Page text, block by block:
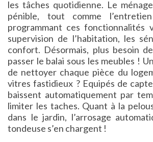
les tâches quotidienne. Le
pénible, tout comme
programmant ces fonctionnalités
supervision de l’habitation, les
confort. Désormais, plus besoin
passer le balai sous les meubles !
de nettoyer chaque pièce du
vitres fastidieux ? Equipés de
baissent automatiquement par
limiter les taches. Quant à la
dans le jardin, l’arrosage
tondeuse s’en chargent !